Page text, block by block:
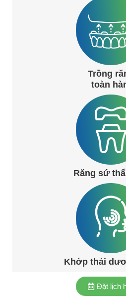
Trồng
toàn
Răng sứ
Khớp thái
Đặt lịch